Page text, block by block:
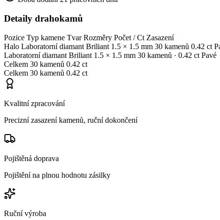
Detaily drahokamů
Pozice Typ kamene Tvar Rozměry Počet / Ct Zasazení
Halo Laboratorní diamant Briliant 1.5 × 1.5 mm 30 kamenů 0.42 ct
Laboratorní diamant Briliant 1.5 × 1.5 mm 30 kamenů · 0.42 ct Pavé
Celkem 30 kamenů 0.42 ct
Celkem 30 kamenů 0.42 ct
Kvalitní zpracování
Precizní zasazení kamenů, ruční dokončení
Pojištěná doprava
Pojištění na plnou hodnotu zásilky
Ruční výroba